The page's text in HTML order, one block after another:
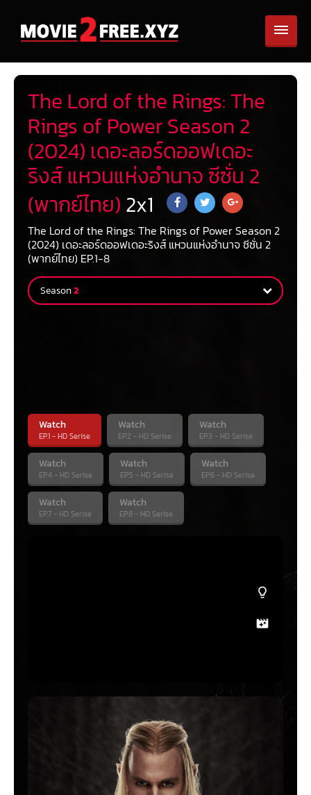
The Lord of the Rings: The
Rings of Power Season 2
(2024) เดอะลอร์ดออฟเดอะ
ริงส์ แหวนแห่งอำนาจ ซีซั่น 2
(พากย์ไทย) 2x1
The Lord of the Rings: The Rings of Power Season 2
(2024) เดอะลอร์ดออฟเดอะริงส์ แหวนแห่งอำนาจ ซีซั่น 2
(พากย์ไทย) EP.1-8
Season2
Watch
EP.1 - HD Serise
Watch
EP.2 - HD Serise
Watch
EP.3 - HD Serise
Watch
EP.4 - HD Serise
Watch
EP.5 - HD Serise
Watch
EP.6 - HD Serise
Watch
EP.7 - HD Serise
Watch
EP.8 - HD Serise